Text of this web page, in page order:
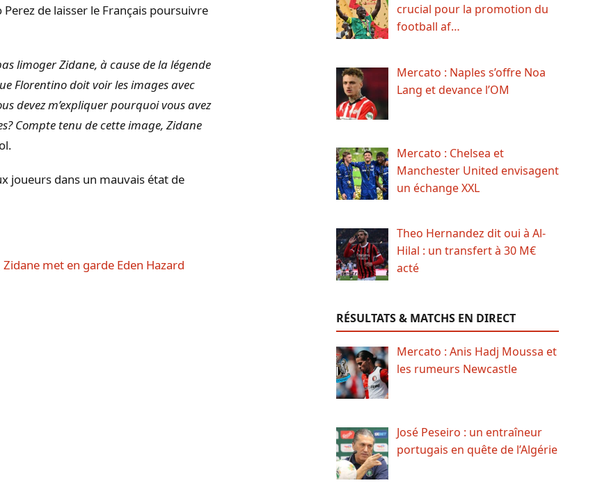
de laisser le Français poursuivre
limoger Zidane, à cause de la légende
Florentino doit voir les images avec
devez m’expliquer pourquoi vous avez
Compte tenu de cette image, Zidane
joueurs dans un mauvais état de
met en garde Eden Hazard
crucial pour la promotion du
football af…
Mercato : Naples s’offre Noa
Lang et devance l’OM
Mercato : Chelsea et
Manchester United envisagent
un échange XXL
Theo Hernandez dit oui à Al-
Hilal : un transfert à 30 M€
acté
RÉSULTATS & MATCHS EN DIRECT
Mercato : Anis Hadj Moussa et
les rumeurs Newcastle
José Peseiro : un entraîneur
portugais en quête de l’Algérie